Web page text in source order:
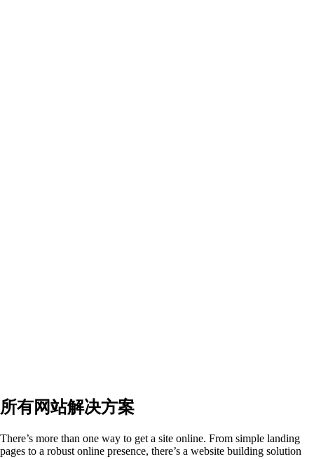
所有网站解决方案
There’s more than one way to get a site online. From simple landing
pages to a robust online presence, there’s a website building solution